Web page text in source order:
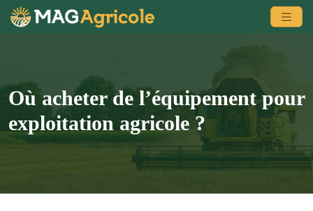
Où acheter de l’équipement pour
exploitation agricole ?